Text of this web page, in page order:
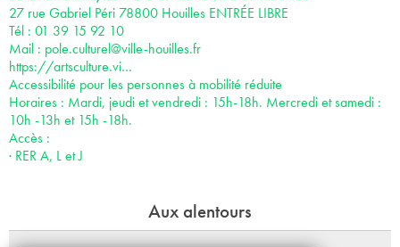
27 rue Gabriel Péri 78800 Houilles ENTRÉE LIBRE
Tél : 01 39 15 92 10
Mail : pole.culturel@ville-houilles.fr
https://artsculture.vi…
Accessibilité pour les personnes à mobilité réduite
Horaires : Mardi, jeudi et vendredi : 15h-18h. Mercredi et samedi :
10h -13h et 15h -18h.
Accès :
· RER A, L et J
Aux alentours